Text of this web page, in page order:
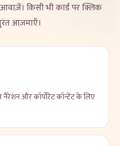
किसी भी कार्ड पर क्लिक
आज़माएँ।
नैरेशन और कॉर्पोरेट कॉन्टेंट के लिए